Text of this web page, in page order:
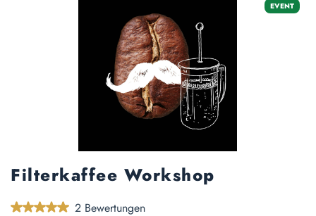
EVENT
Filterkaffee Workshop
Durchschnittliche Bewertung von 5 von 5 Sternen
2 Bewertungen